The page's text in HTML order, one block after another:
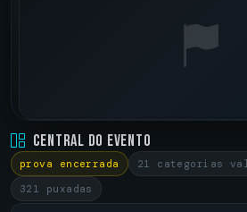
ARRANCADA SAO SEPE 2015 • 3°
SAO SEPE - RS • 05/07/2015
Central do Evento
prova encerrada 21 categorias
321 puxadas